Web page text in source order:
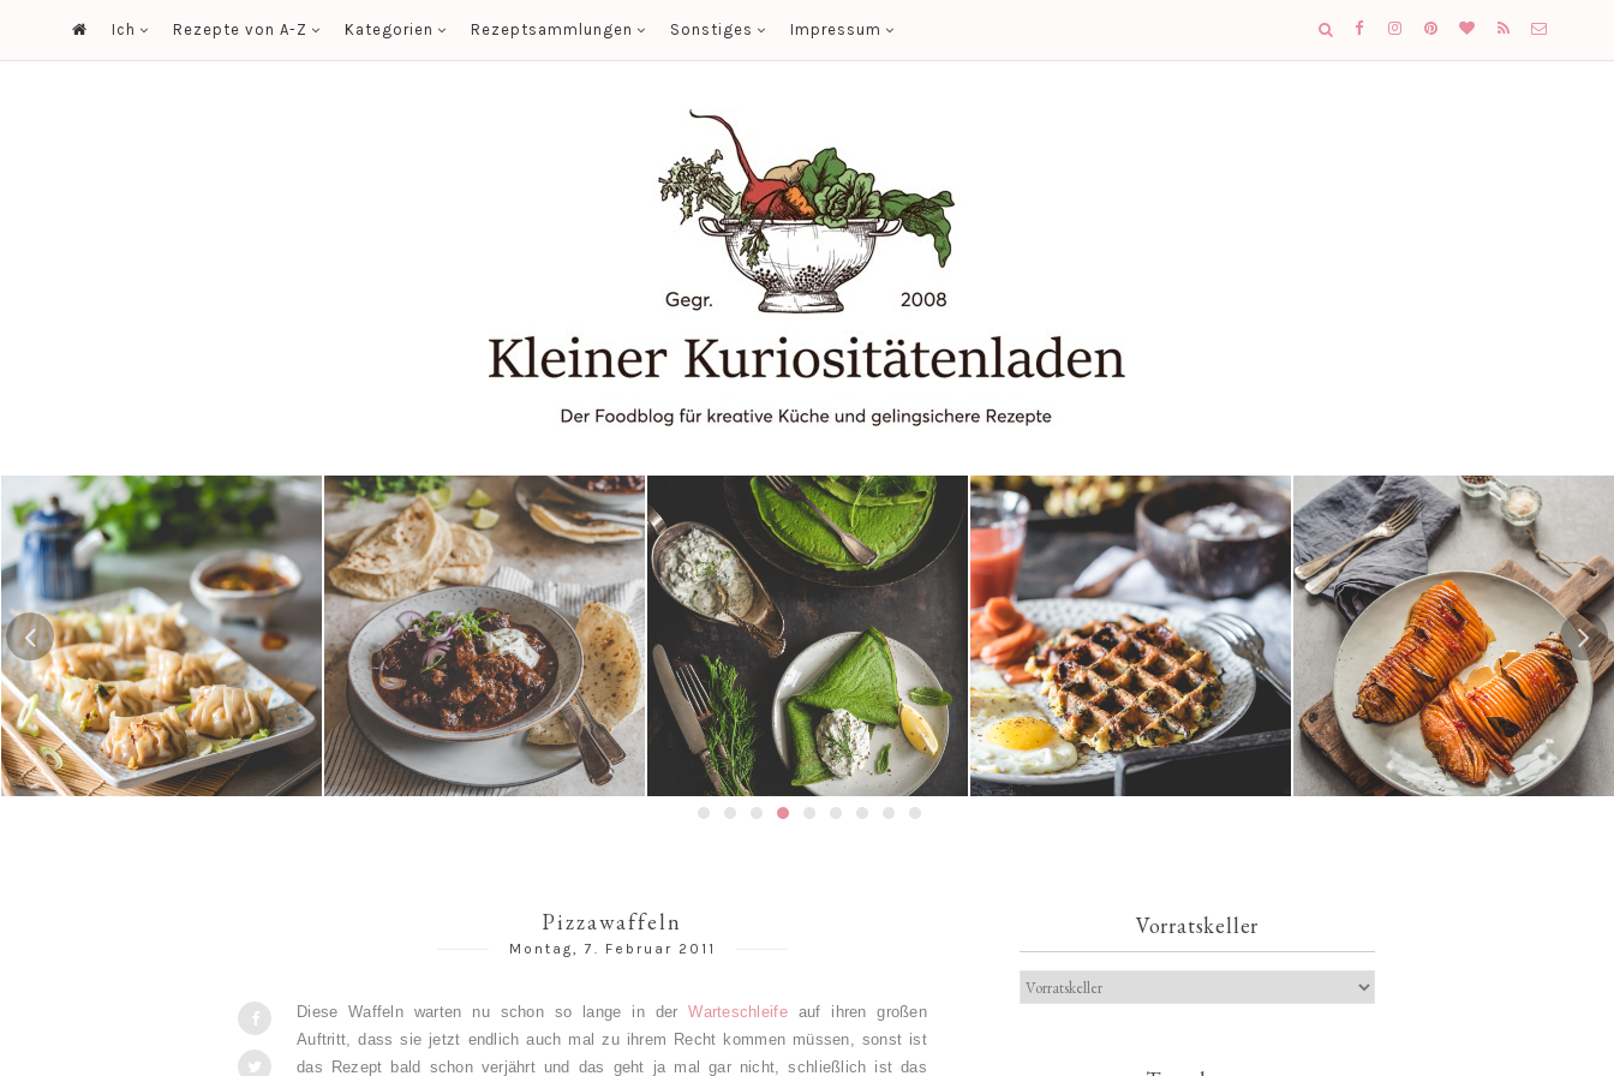
Ich Rezepte von A-Z Kategorien Rezeptsammlungen Sonstiges Impressum
Gedämpfte Jiaozi mit
Schweinefleischfüllung | 餃子 / 饺
子
Texanisches Chili con Carne
Spinatpfannkuchen mit
Kräuterquark
Frühstücks-Kartoffelwaffeln mit
Merguez, Spinat und Feta
Karamellisierter Hasselback-
Butternutkürbis
Pizzawaffeln
Montag, 7. Februar 2011
Diese Waffeln warten nu schon so lange in derWarteschleifeauf ihren großen
Auftritt, dass sie jetzt endlich auch mal zu ihrem Recht kommen müssen, sonst ist
das Rezept bald schon verjährt und das geht ja mal gar nicht, schließlich ist das
Vorratskeller